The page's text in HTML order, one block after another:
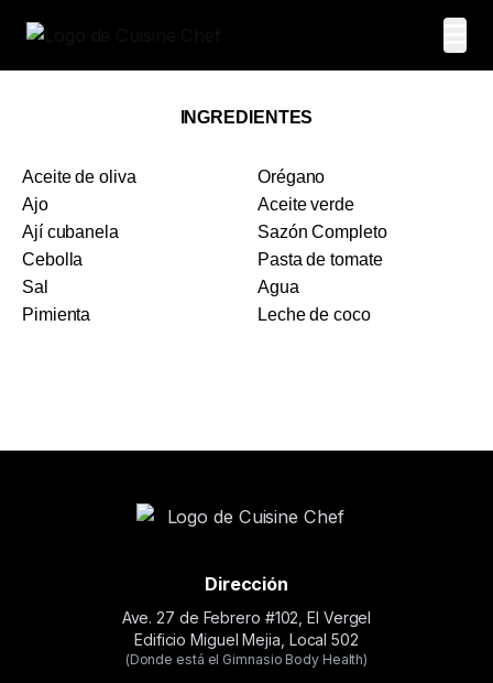
INGREDIENTES
Aceite de oliva
Ajo
Ají cubanela
Cebolla
Sal
Pimienta
Orégano
Aceite verde
Sazón Completo
Pasta de tomate
Agua
Leche de coco
Dirección
Ave. 27 de Febrero #102, El Vergel
Edificio Miguel Mejia, Local 502
(Donde está el Gimnasio Body Health)